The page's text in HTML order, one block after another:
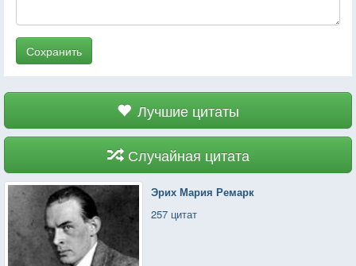
Сохранить
Лучшие цитаты
Случайная цитата
Эрих Мария Ремарк
257 цитат